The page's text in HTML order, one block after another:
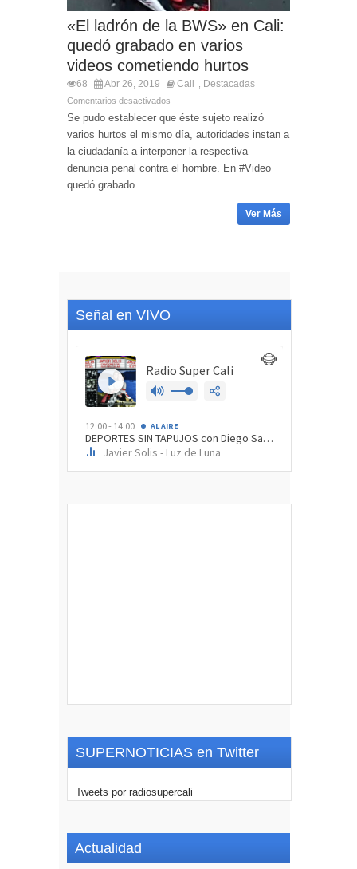
«El ladrón de la BWS» en Cali:
quedó grabado en varios
videos cometiendo hurtos
68 Abr 26, 2019 Cali Destacadas
Comentarios desactivados
Se pudo establecer que éste sujeto realizó
varios hurtos el mismo día, autoridades instan a
la ciudadanía a interponer la respectiva
denuncia penal contra el hombre. En #Video
quedó grabado...
Ver Más
Señal en VIVO
SUPERNOTICIAS en Twitter
Tweets por radiosupercali
Actualidad